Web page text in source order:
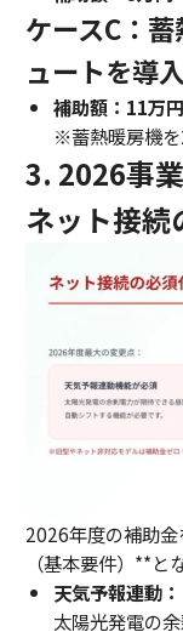
ケースC：
ュートを導入
補助額：11万
※蓄熱暖房機を
3. 2026事
ネット接続
2026年度の補助
（基本要件）**と
天気予報連動：
太陽光発電の